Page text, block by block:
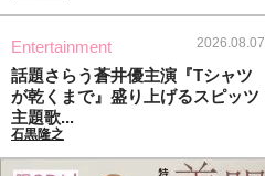
Entertainment 2026.08.07
話題さらう蒼井優主演『Tシャツ
が乾くまで』盛り上げるスピッツ
主題歌...
石黒隆之